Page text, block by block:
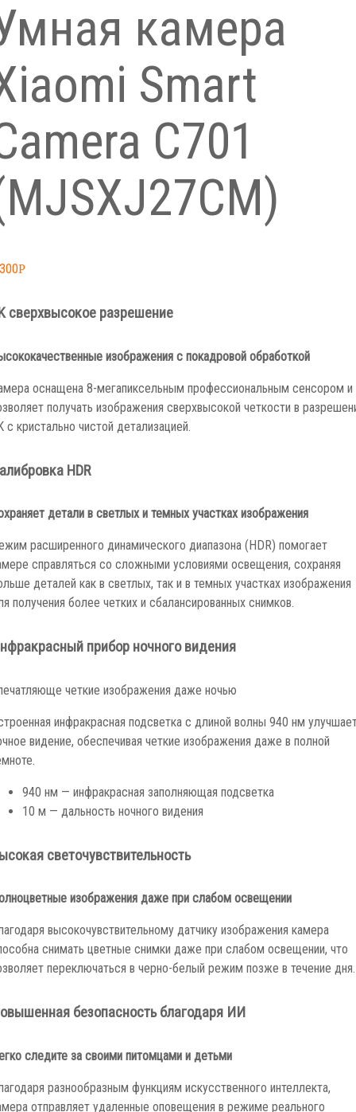
камера
Smart
C701
Р
сверхвысокое разрешение
изображения с покадровой обработкой
оснащена 8-мегапиксельным профессиональным сенсором и
получать изображения сверхвысокой четкости в
с кристально чистой детализацией.
HDR
детали в светлых и темных участках изображения
расширенного динамического диапазона (HDR) помогает
справляться со сложными условиями освещения, сохраняя
деталей как в светлых, так и в темных участках изображения
получения более четких и сбалансированных снимков.
прибор ночного видения
четкие изображения даже ночью
инфракрасная подсветка с длиной волны 940 нм
видение, обеспечивая четкие изображения даже в полной
940 нм — инфракрасная заполняющая подсветка
10 м — дальность ночного видения
светочувствительность
изображения даже при слабом освещении
высокочувствительному датчику изображения камера
снимать цветные снимки даже при слабом освещении, что
переключаться в черно-белый режим позже в течение дня.
безопасность благодаря ИИ
следите за своими питомцами и детьми
разнообразным функциям искусственного интеллекта,
отправляет удаленные оповещения в режиме реального